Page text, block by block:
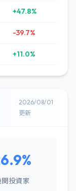
+47.8%
-39.7%
+11.0%
2026/08/01
更新
投資家